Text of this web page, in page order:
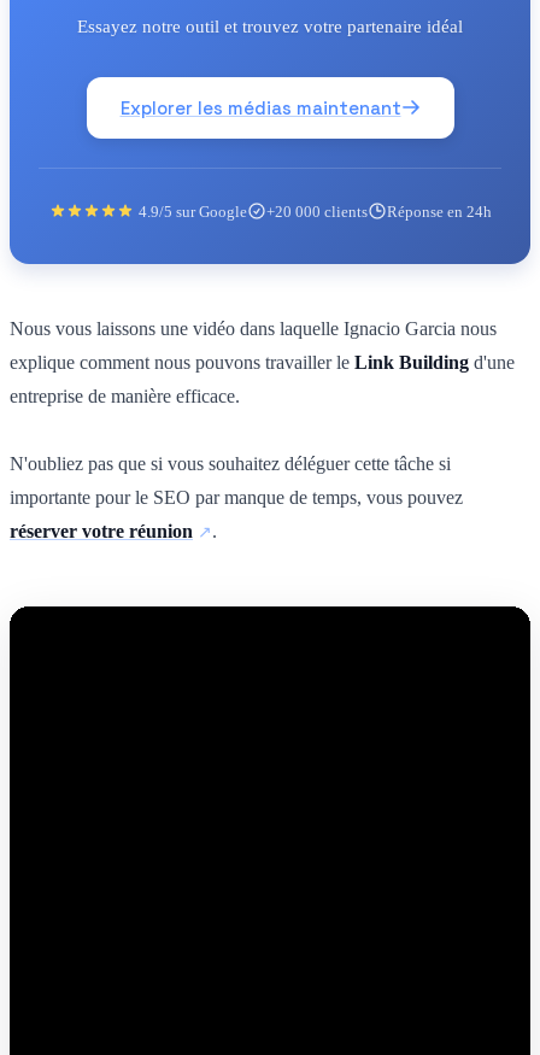
Essayez notre outil et trouvez votre partenaire idéal
Explorer les médias maintenant
4.9/5 sur Google +20 000 clients Réponse en 24h
Nous vous laissons une vidéo dans laquelle Ignacio Garcia nous
explique comment nous pouvons travailler le Link Building d'une
entreprise de manière efficace.
N'oubliez pas que si vous souhaitez déléguer cette tâche si
importante pour le SEO par manque de temps, vous pouvez
réserver votre réunion
.